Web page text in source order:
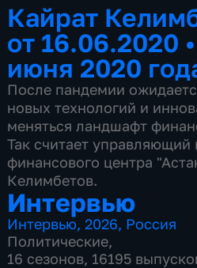
Кайрат
от 16.06.2020 •
июня 2020
После пандемии
новых технологий и
меняться ландшафт
Так считает
финансового центра
Келимбетов.
Интервью
Интервью,2026, Россия
Политические,
16 сезонов, 16195